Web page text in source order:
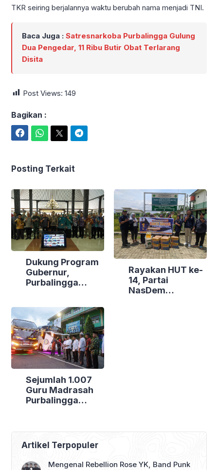
TKR seiring berjalannya waktu berubah nama menjadi TNI.
Baca Juga : Satresnarkoba Purbalingga Gulung
Dua Pengedar, 11 Ribu Butir Obat Terlarang
Disita
Post Views: 149
Bagikan :
Posting Terkait
Dukung Program
Gubernur,
Purbalingga
Kecamatan
Berdaya
Rayakan HUT ke-
14, Partai
NasDem
Sejumlah 1.007
Guru Madrasah
Purbalingga
Purbalingga Beri
Dukungan Penuh
Artikel Terpopuler
Mengenal Rebellion Rose YK, Band Punk